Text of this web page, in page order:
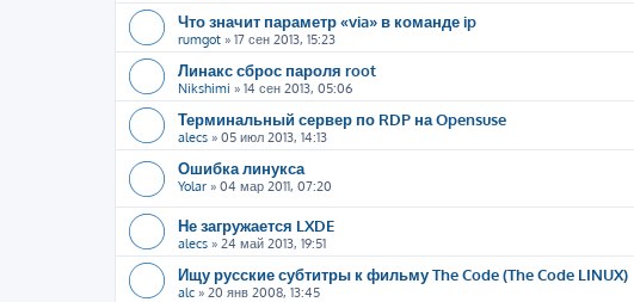
Что значит параметр «via» в команде ip
rumgot » 17 сен 2013, 15:23
Линакс сброс пароля root
Nikshimi » 14 сен 2013, 05:06
Терминальный сервер по RDP на Opensuse
alecs » 05 июл 2013, 14:13
Ошибка линукса
Yolar » 04 мар 2011, 07:20
Не загружается LXDE
alecs » 24 май 2013, 19:51
Ищу русские субтитры к фильму The Code (The Code LINUX)
alc » 20 янв 2008, 13:45